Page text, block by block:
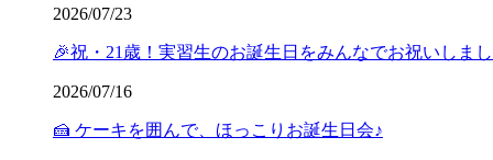
2026/07/23
🎉祝・21歳！実習生のお誕生日をみんなでお祝いしま
2026/07/16
🍰 ケーキを囲んで、ほっこりお誕生日会♪